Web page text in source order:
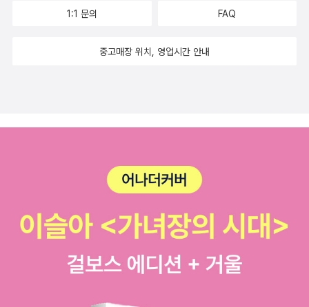
았다. 즐거운 이야기를 읽는 일은 정말 시원한 일이다.
1:1 문의 FAQ
중고매장 위치, 영업시간 안내